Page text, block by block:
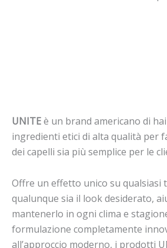
UNITEè un brand americano di
ingredienti etici di alta qualità per
dei capelli sia più semplice per le
Offre un effetto unico su qualsiasi
qualunque sia il look desiderato,
mantenerlo in ogni clima e
formulazione completamente
all’approccio moderno, i prodotti